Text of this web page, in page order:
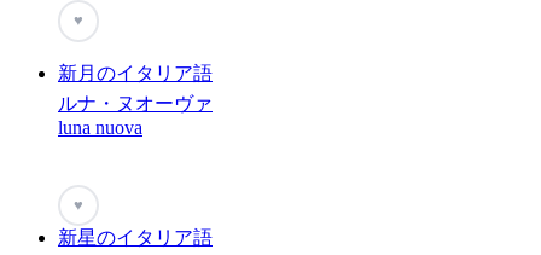
♥
新月のイタリア語
ルナ・ヌオーヴァ
luna nuova
♥
新星のイタリア語